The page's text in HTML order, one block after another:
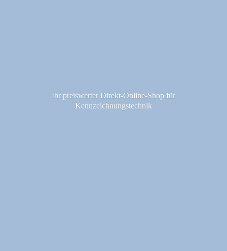
Ihr preiswerter Direkt-Online-Shop für
Kennzeichnungstechnik